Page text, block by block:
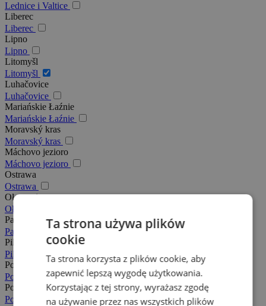
Lednice i Valtice
Liberec
Liberec
Lipno
Lipno
Litomyšl
Litomyšl
Luhačovice
Luhačovice
Mariańskie Łaźnie
Mariańskie Łaźnie
Moravský kras
Moravský kras
Máchovo jezioro
Máchovo jezioro
Ostrawa
Ostrawa
Ołomuniec
Ołomuniec
Pachy
Pachy
Pilzno
Pilzno
Podkarkonosze
Podkarkonosze
Posázaví
Posázaví
Ta strona używa plików
cookie
Ta strona korzysta z plików cookie, aby
zapewnić lepszą wygodę użytkowania.
Korzystając z tej strony, wyrażasz zgodę
na używanie przez nas wszystkich plików